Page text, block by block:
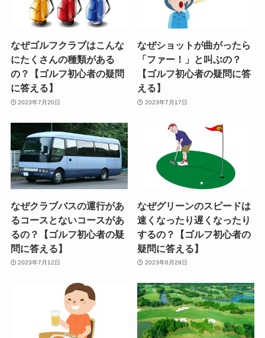
なぜゴルフクラブはこんな
にたくさんの種類がある
の？【ゴルフ初心者の疑問
に答える】
2023年7月20日
なぜショットが曲がったら
「ファー！」と叫ぶの？
【ゴルフ初心者の疑問に答
える】
2023年7月17日
なぜクラブバスの運行があ
るコースとないコースがあ
るの？【ゴルフ初心者の疑
問に答える】
2023年7月12日
なぜグリーンのスピードは
速くなったり遅くなったり
するの？【ゴルフ初心者の
疑問に答える】
2023年6月29日